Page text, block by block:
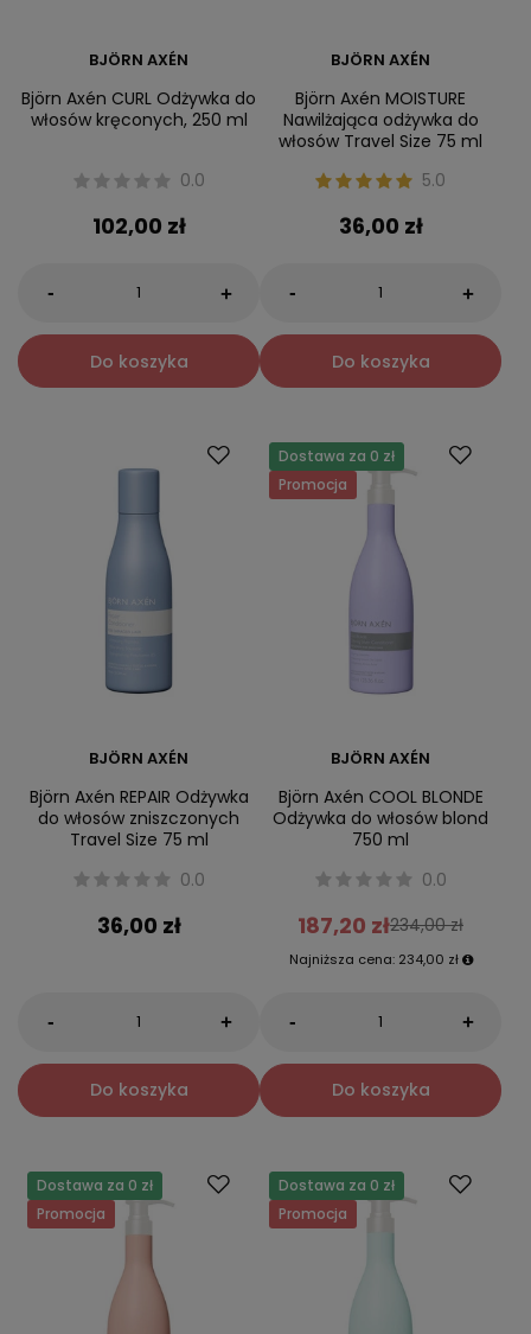
BJÖRN AXÉN
Björn Axén CURL Odżywka do
włosów kręconych, 250 ml
0.0
102,00 zł
- +
Do koszyka
BJÖRN AXÉN
Björn Axén MOISTURE
Nawilżająca odżywka do
włosów Travel Size 75 ml
5.0
36,00 zł
- +
Do koszyka
BJÖRN AXÉN
Björn Axén REPAIR Odżywka
do włosów zniszczonych
Travel Size 75 ml
0.0
36,00 zł
- +
Do koszyka
Dostawa za 0 zł
Promocja
BJÖRN AXÉN
Björn Axén COOL BLONDE
Odżywka do włosów blond
750 ml
0.0
187,20 zł234,00 zł
Najniższa cena: 234,00 zł
- +
Do koszyka
Dostawa za 0 zł
Promocja
Dostawa za 0 zł
Promocja